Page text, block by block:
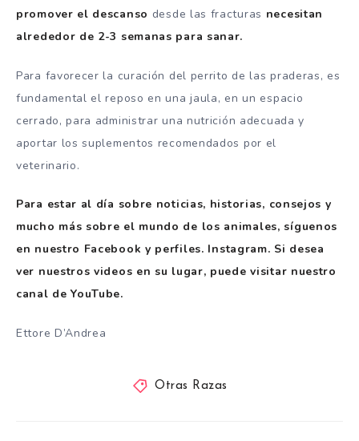
promover el descanso desde las fracturas necesitan
alrededor de 2-3 semanas para sanar.
Para favorecer la curación del perrito de las praderas, es
fundamental el reposo en una jaula, en un espacio
cerrado, para administrar una nutrición adecuada y
aportar los suplementos recomendados por el
veterinario.
Para estar al día sobre noticias, historias, consejos y
mucho más sobre el mundo de los animales, síguenos
en nuestro Facebook y perfiles. Instagram. Si desea
ver nuestros videos en su lugar, puede visitar nuestro
canal de YouTube.
Ettore D’Andrea
Otras Razas